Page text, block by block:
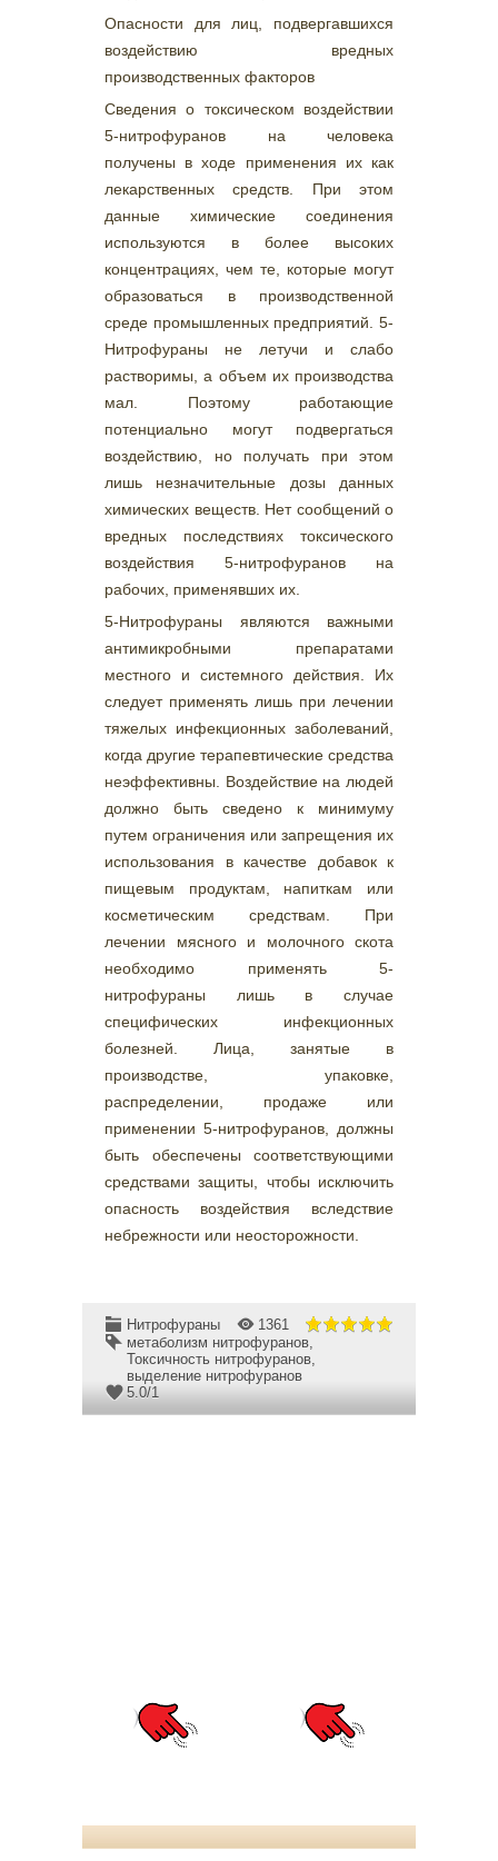
Опасности для лиц, подвергавшихся
воздействию вредных
производственных факторов
Сведения о токсическом воздействии
5-нитрофуранов на человека
получены в ходе применения их как
лекарственных средств. При этом
данные химические соединения
используются в более высоких
концентрациях, чем те, которые могут
образоваться в производственной
среде промышленных предприятий. 5-
Нитрофураны не летучи и слабо
растворимы, а объем их производства
мал. Поэтому работающие
потенциально могут подвергаться
воздействию, но получать при этом
лишь незначительные дозы данных
химических веществ. Нет сообщений о
вредных последствиях токсического
воздействия 5-нитрофуранов на
рабочих, применявших их.
5-Нитрофураны являются важными
антимикробными препаратами
местного и системного действия. Их
следует применять лишь при лечении
тяжелых инфекционных заболеваний,
когда другие терапевтические средства
неэффективны. Воздействие на людей
должно быть сведено к минимуму
путем ограничения или запрещения их
использования в качестве добавок к
пищевым продуктам, напиткам или
косметическим средствам. При
лечении мясного и молочного скота
необходимо применять 5-
нитрофураны лишь в случае
специфических инфекционных
болезней. Лица, занятые в
производстве, упаковке,
распределении, продаже или
применении 5-нитрофуранов, должны
быть обеспечены соответствующими
средствами защиты, чтобы исключить
опасность воздействия вследствие
небрежности или неосторожности.
Нитрофураны
1361
метаболизм нитрофуранов,
Токсичность нитрофуранов,
выделение нитрофуранов
5.0/1